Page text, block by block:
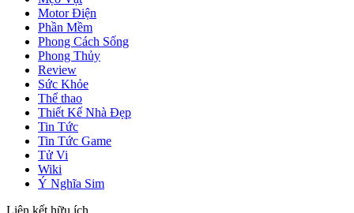
Motor Điện
Phần Mềm
Phong Cách Sống
Phong Thủy
Review
Sức Khỏe
Thể thao
Thiết Kế Nhà Đẹp
Tin Tức
Tin Tức Game
Tử Vi
Wiki
Ý Nghĩa Sim